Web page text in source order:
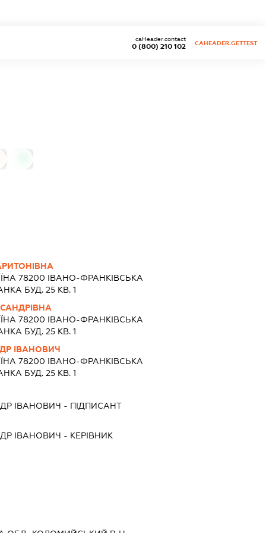
0 (800) 210 102
caHeader.contact
CAHEADER.GETTEST
78200 IВАНО-ФРАНКIВСЬКА
БУД. 25 КВ. 1
78200 IВАНО-ФРАНКIВСЬКА
БУД. 25 КВ. 1
ІВАНОВИЧ
78200 IВАНО-ФРАНКIВСЬКА
БУД. 25 КВ. 1
ІВАНОВИЧ - ПІДПИСАНТ
ІВАНОВИЧ - КЕРІВНИК